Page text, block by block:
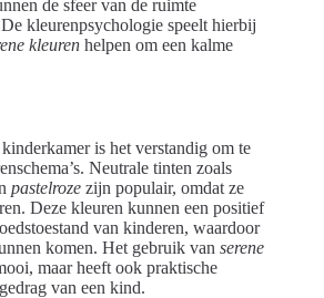
de sfeer van de ruimte
kleurenpsychologie speelt hierbij
kleuren helpen om een kalme
is het verstandig om te
Neutrale tinten zoals
pastelroze zijn populair, omdat ze
Deze kleuren kunnen een positief
van kinderen, waardoor
komen. Het gebruik van serene
maar heeft ook praktische
van een kind.